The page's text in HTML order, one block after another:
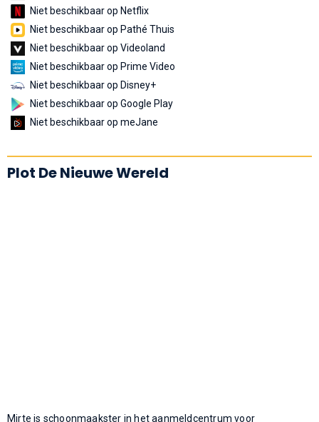
Niet beschikbaar op Netflix
Niet beschikbaar op Pathé Thuis
Niet beschikbaar op Videoland
Niet beschikbaar op Prime Video
Niet beschikbaar op Disney+
Niet beschikbaar op Google Play
Niet beschikbaar op meJane
Plot De Nieuwe Wereld
Mirte is schoonmaakster in het aanmeldcentrum voor